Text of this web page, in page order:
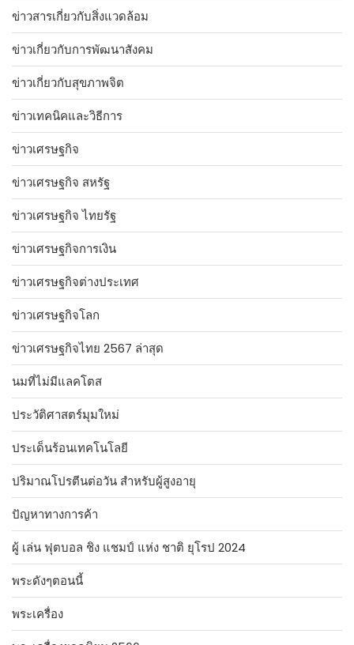
ข่าวสารเกี่ยวกับสิ่งแวดล้อม
ข่าวเกี่ยวกับการพัฒนาสังคม
ข่าวเกี่ยวกับสุขภาพจิต
ข่าวเทคนิคและวิธีการ
ข่าวเศรษฐกิจ
ข่าวเศรษฐกิจ สหรัฐ
ข่าวเศรษฐกิจ ไทยรัฐ
ข่าวเศรษฐกิจการเงิน
ข่าวเศรษฐกิจต่างประเทศ
ข่าวเศรษฐกิจโลก
ข่าวเศรษฐกิจไทย 2567 ล่าสุด
นมที่ไม่มีแลคโตส
ประวัติศาสตร์มุมใหม่
ประเด็นร้อนเทคโนโลยี
ปริมาณโปรตีนต่อวัน สำหรับผู้สูงอายุ
ปัญหาทางการค้า
ผู้ เล่น ฟุตบอล ชิง แชมป์ แห่ง ชาติ ยุโรป 2024
พระดังๆตอนนี้
พระเครื่อง